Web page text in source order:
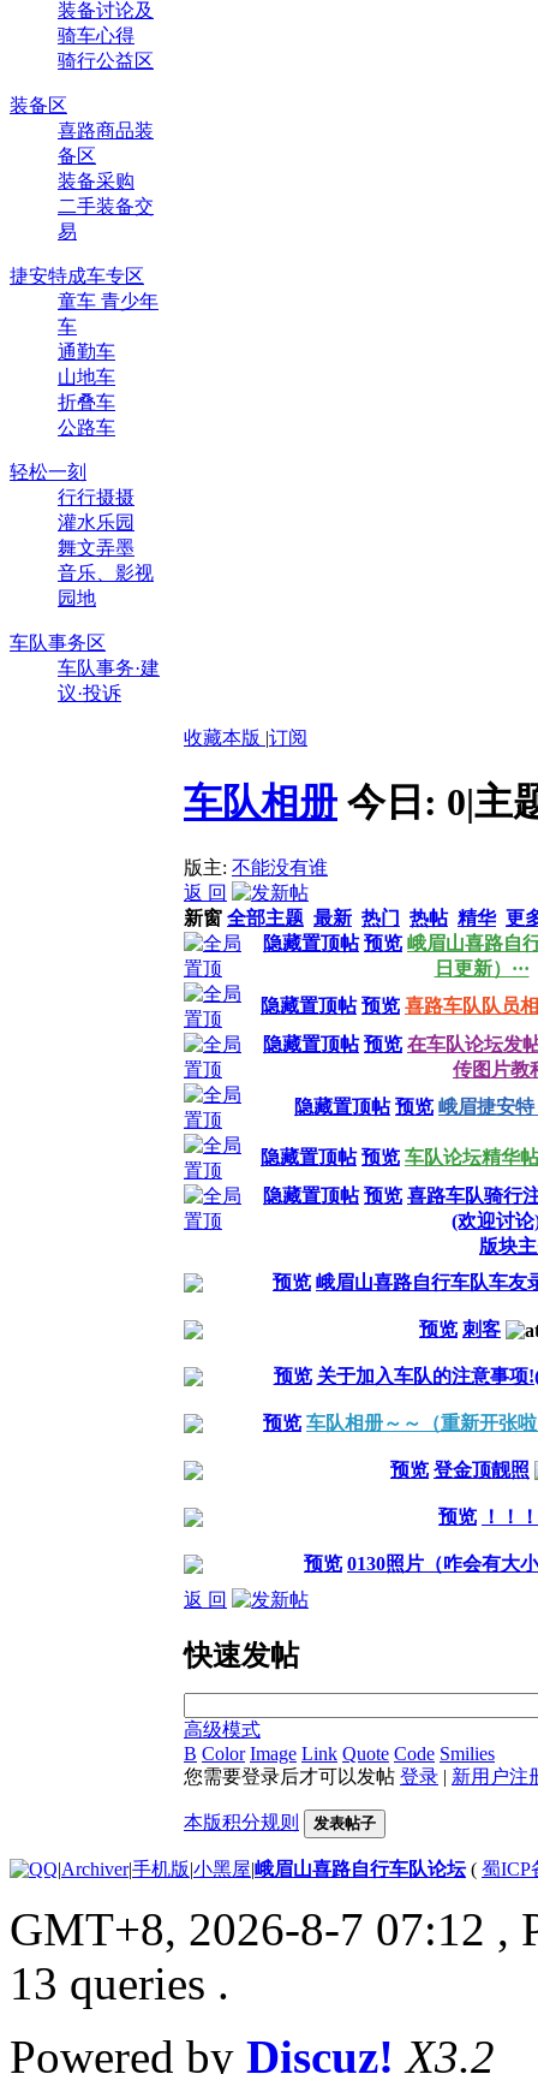
装备讨论及
骑车心得
骑行公益区
装备区
喜路商品装
备区
装备采购
二手装备交
易
捷安特成车专区
童车 青少年
车
通勤车
山地车
折叠车
公路车
轻松一刻
行行摄摄
灌水乐园
舞文弄墨
音乐、影视
园地
车队事务区
车队事务·建
议·投诉
收藏本版 |订阅
车队相册 今日: 0|主
版主: 不能没有谁
返 回
新窗 全部主题 最新 热门 热帖 精华 更
隐藏置顶帖 预览 峨眉山喜路自
日更新）···
隐藏置顶帖 预览 喜路车队队员
隐藏置顶帖 预览 在车队论坛发
传图片教
隐藏置顶帖 预览 峨眉捷安
隐藏置顶帖 预览 车队论坛精华
隐藏置顶帖 预览 喜路车队骑行
(欢迎讨论
版块
预览 峨眉山喜路自行车队车友
预览 刺客
预览 关于加入车队的注意事项
预览 车队相册～～（重新开张
预览 登金顶靓照
预览 ！！
预览 0130照片（咋会有大
返 回
快速发帖
高级模式
B Color Image Link Quote Code Smilies
您需要登录后才可以发帖 登录 | 新用户注
本版积分规则 发表帖子
|Archiver|手机版|小黑屋|峨眉山喜路自行车队论坛( 蜀ICP
GMT+8, 2026-8-7 07:12 ,
13 queries .
Powered by Discuz! X3.2